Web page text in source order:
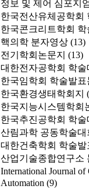
정보 및 제어 심포지
한국전산유체공학회
한국콘크리트학회 학
핵의학 분자영상 (13)
전기학회논문지 (13)
대한전자공학회 학술
한국임학회 학술발표
한국환경생태학회지
한국지능시스템학회
한국추진공학회 학술
산림과학 공동학술대
대한건축학회 학술발
산업기술종합연구소
International Journal of
Automation (9)